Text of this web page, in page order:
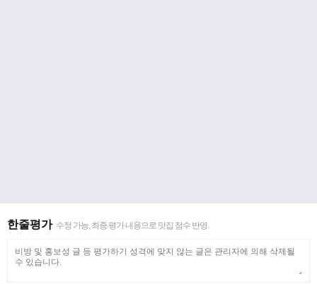
한줄평가 수정 가능, 최종 평가 내용으로 맛집 점수 반영.